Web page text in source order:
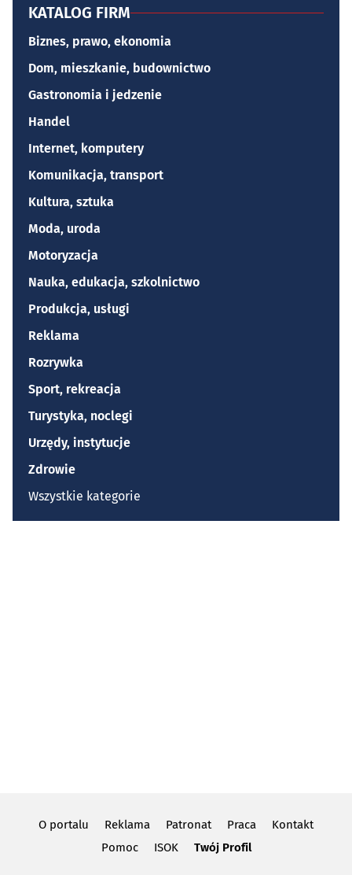
KATALOG FIRM
Biznes, prawo, ekonomia
Dom, mieszkanie, budownictwo
Gastronomia i jedzenie
Handel
Internet, komputery
Komunikacja, transport
Kultura, sztuka
Moda, uroda
Motoryzacja
Nauka, edukacja, szkolnictwo
Produkcja, usługi
Reklama
Rozrywka
Sport, rekreacja
Turystyka, noclegi
Urzędy, instytucje
Zdrowie
Wszystkie kategorie
O portalu Reklama Patronat Praca
Kontakt
Pomoc
ISOK Twój Profil